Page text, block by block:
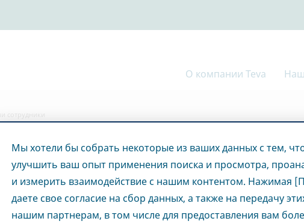
О компании Teva
сотрудники
Мы хотели бы собрать некоторые из ваших данных с тем,
улучшить ваш опыт применения поиска и просмотра,
и измерить взаимодействие с нашим контентом. Нажимая
даете свое согласие на сбор данных, а также на передачу
нашим партнерам, в том числе для предоставления вам